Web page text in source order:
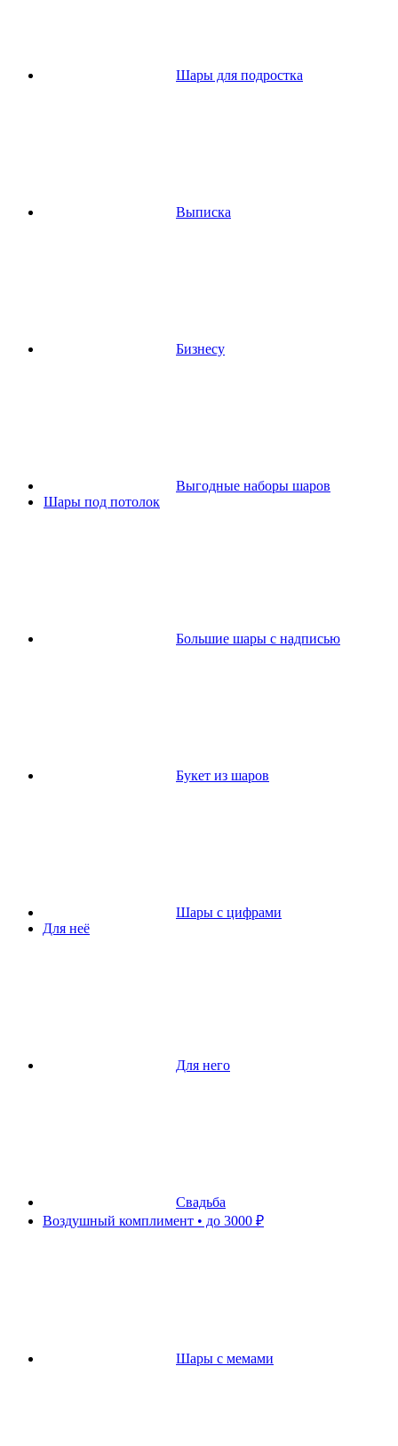
Шары для подростка
Выписка
Бизнесу
Выгодные наборы шаров
Шары под потолок
Большие шары с надписью
Букет из шаров
Шары с цифрами
Для неё
Для него
Свадьба
Воздушный комплимент • до 3000 ₽
Шары с мемами